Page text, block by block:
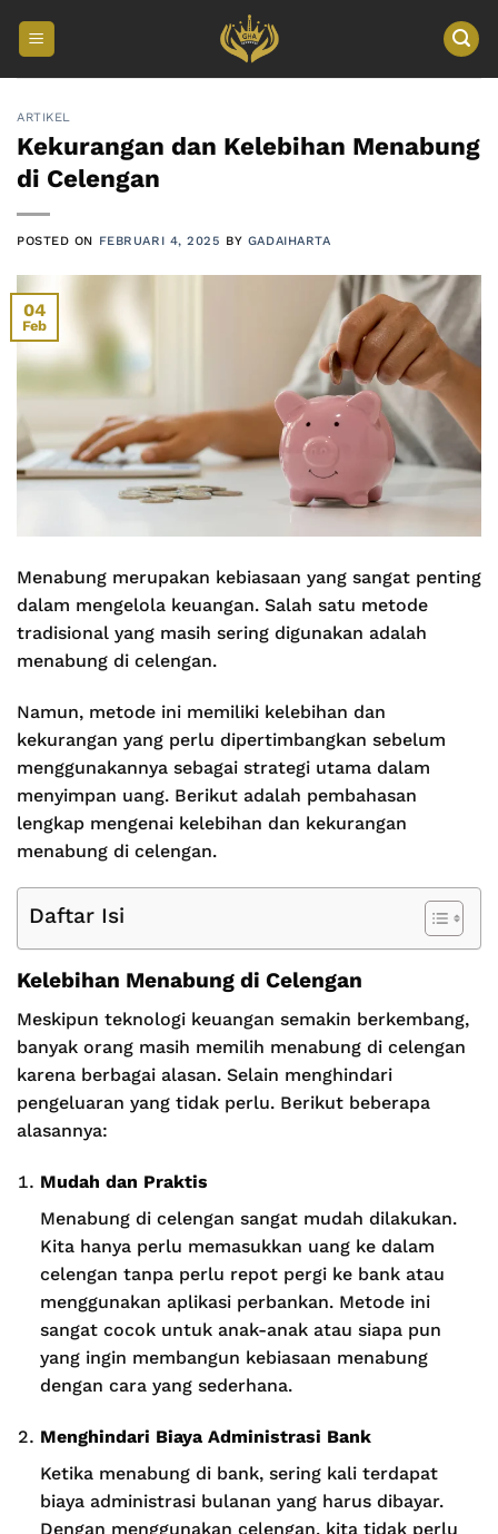
ARTIKEL
Kekurangan dan Kelebihan Menabung
di Celengan
POSTED ON FEBRUARI 4, 2025 BY GADAIHARTA
04
Feb
Menabung merupakan kebiasaan yang sangat penting
dalam mengelola keuangan. Salah satu metode
tradisional yang masih sering digunakan adalah
menabung di celengan.
Namun, metode ini memiliki kelebihan dan
kekurangan yang perlu dipertimbangkan sebelum
menggunakannya sebagai strategi utama dalam
menyimpan uang. Berikut adalah pembahasan
lengkap mengenai kelebihan dan kekurangan
menabung di celengan.
Daftar Isi
Kelebihan Menabung di Celengan
Meskipun teknologi keuangan semakin berkembang,
banyak orang masih memilih menabung di celengan
karena berbagai alasan. Selain menghindari
pengeluaran yang tidak perlu. Berikut beberapa
alasannya:
Mudah dan Praktis
Menabung di celengan sangat mudah dilakukan.
Kita hanya perlu memasukkan uang ke dalam
celengan tanpa perlu repot pergi ke bank atau
menggunakan aplikasi perbankan. Metode ini
sangat cocok untuk anak-anak atau siapa pun
yang ingin membangun kebiasaan menabung
dengan cara yang sederhana.
Menghindari Biaya Administrasi Bank
Ketika menabung di bank, sering kali terdapat
biaya administrasi bulanan yang harus dibayar.
Dengan menggunakan celengan, kita tidak perlu